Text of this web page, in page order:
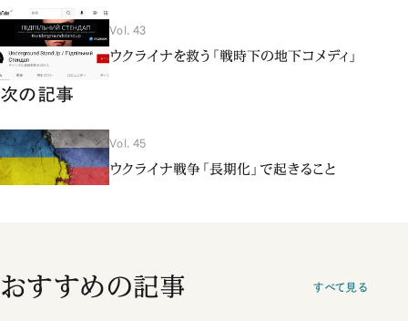
Vol. 43
ウクライナを救う「戦時下の地下コメディ」
次の記事
Vol. 45
ウクライナ戦争「長期化」で起きること
おすすめの記事 すべて見る